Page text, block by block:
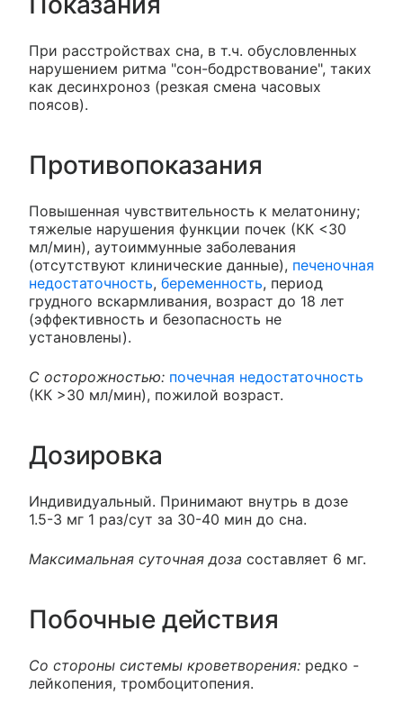
При расстройствах сна, в т.ч. обусловленных
нарушением ритма "сон-бодрствование", таких
как десинхроноз (резкая смена часовых
поясов).
Противопоказания
Повышенная чувствительность к мелатонину;
тяжелые нарушения функции почек (КК <30
мл/мин), аутоиммунные заболевания
(отсутствуют клинические данные), печеночная
недостаточность, беременность, период
грудного вскармливания, возраст до 18 лет
(эффективность и безопасность не
установлены).
С осторожностью: почечная недостаточность
(КК >30 мл/мин), пожилой возраст.
Дозировка
Индивидуальный. Принимают внутрь в дозе
1.5-3 мг 1 раз/сут за 30-40 мин до сна.
Максимальная суточная доза составляет 6 мг.
Побочные действия
Со стороны системы кроветворения: редко -
лейкопения, тромбоцитопения.